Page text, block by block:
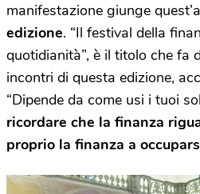
manifestazione giunge
edizione. “Il festival della
quotidianità”, è il titolo che fa
incontri di questa edizione,
“Dipende da come usi i tuoi
ricordare che la finanza
proprio la finanza a